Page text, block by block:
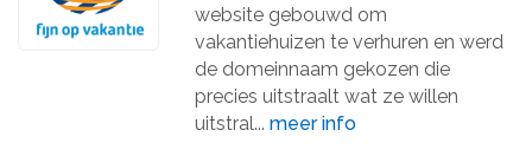
website gebouwd om
vakantiehuizen te verhuren en werd
de domeinnaam gekozen die
precies uitstraalt wat ze willen
uitstral...meer info